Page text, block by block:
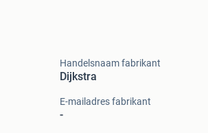
Handelsnaam fabrikant
Dijkstra
E-mailadres fabrikant
-